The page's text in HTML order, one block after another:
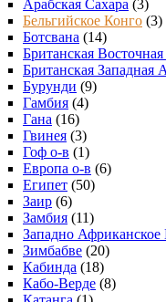
Арабская Сахара (3)
Бельгийское Конго (3)
Ботсвана (14)
Британская
Британская Западная
Бурунди (9)
Гамбия (4)
Гана (16)
Гвинея (3)
Гоф о-в (1)
Европа о-в (6)
Египет (50)
Заир (6)
Замбия (11)
Западно Африканское
Зимбабве (20)
Кабинда (18)
Кабо-Верде (8)